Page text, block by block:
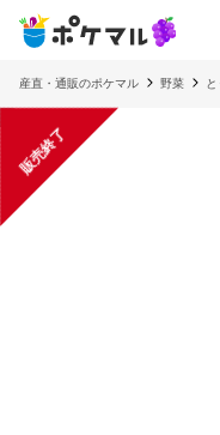
産直・通販のポケマル 野菜
販売終了